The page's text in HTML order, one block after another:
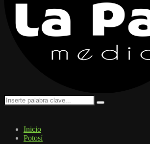
Search
for:
Search
Inicio
Potosí